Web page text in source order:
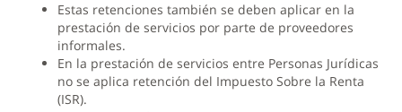
Estas retenciones también se deben aplicar en la
prestación de servicios por parte de proveedores
informales.
En la prestación de servicios entre Personas Jurídicas
no se aplica retención del Impuesto Sobre la Renta
(ISR).